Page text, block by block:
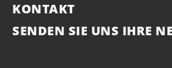
KONTAKT
SENDEN SIE UNS IHRE